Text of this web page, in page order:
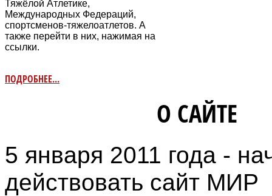
Тяжёлой Атлетике,
Международных Федераций,
спортсменов-тяжелоатлетов. А
также перейти в них, нажимая на
ссылки.
ПОДРОБНЕЕ...
О САЙТЕ
5 января 2011 года -
действовать сайт МИР